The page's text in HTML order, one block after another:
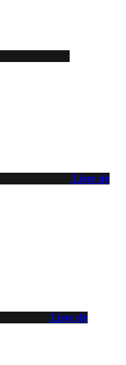
Liste de
Liste de